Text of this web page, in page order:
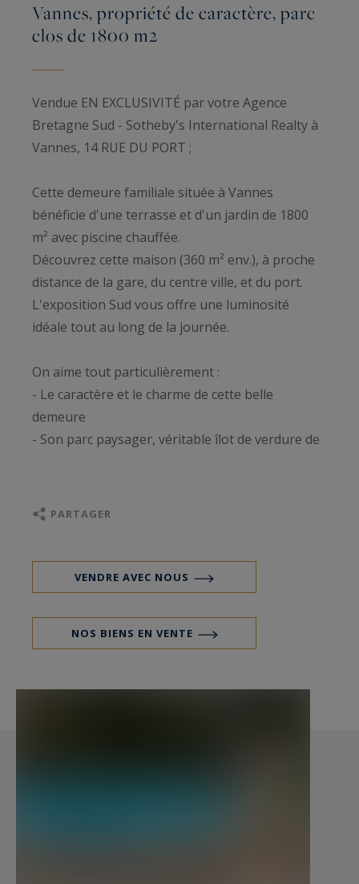
Vannes, propriété de caractère, parc
clos de 1800 m2
Vendue EN EXCLUSIVITÉ par votre Agence
Bretagne Sud - Sotheby's International Realty à
Vannes, 14 RUE DU PORT ;
Cette demeure familiale située à Vannes
bénéficie d'une terrasse et d'un jardin de 1800
m² avec piscine chauffée.
Découvrez cette maison (360 m² env.), à proche
distance de la gare, du centre ville, et du port.
L'exposition Sud vous offre une luminosité
idéale tout au long de la journée.
On aime tout particulièrement :
- Le caractère et le charme de cette belle
demeure
- Son parc paysager, véritable îlot de verdure de
salon-billard qui à tous les deux totalisent une
- Ses 9 chambres (dont 6 au 1er étage)
- Le sous sol complet avec nombreux espaces de
rangements, grande lingerie, chaufferie
- Le grand garage en dépendance
PARTAGER
VENDRE AVEC NOUS
NOS BIENS EN VENTE